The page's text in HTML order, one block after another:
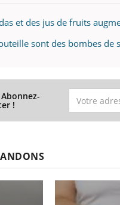
et des jus de fruits
sont des bombes de
!